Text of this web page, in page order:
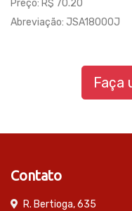
Preço: R$ 70.20
Abreviação: JSA18000J
Faça
Contato
R. Bertioga, 635